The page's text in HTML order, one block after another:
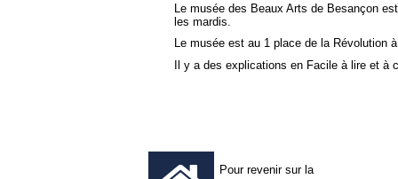
Le musée des Beaux Arts de Besançon
les mardis.
Le musée est au 1 place de la Révolution
Il y a des explications en Facile à lire et à
Pour revenir sur la